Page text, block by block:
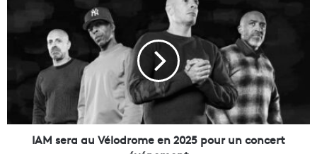
l
a
M
u
IAM sera au Vélodrome en 2025 pour un concert